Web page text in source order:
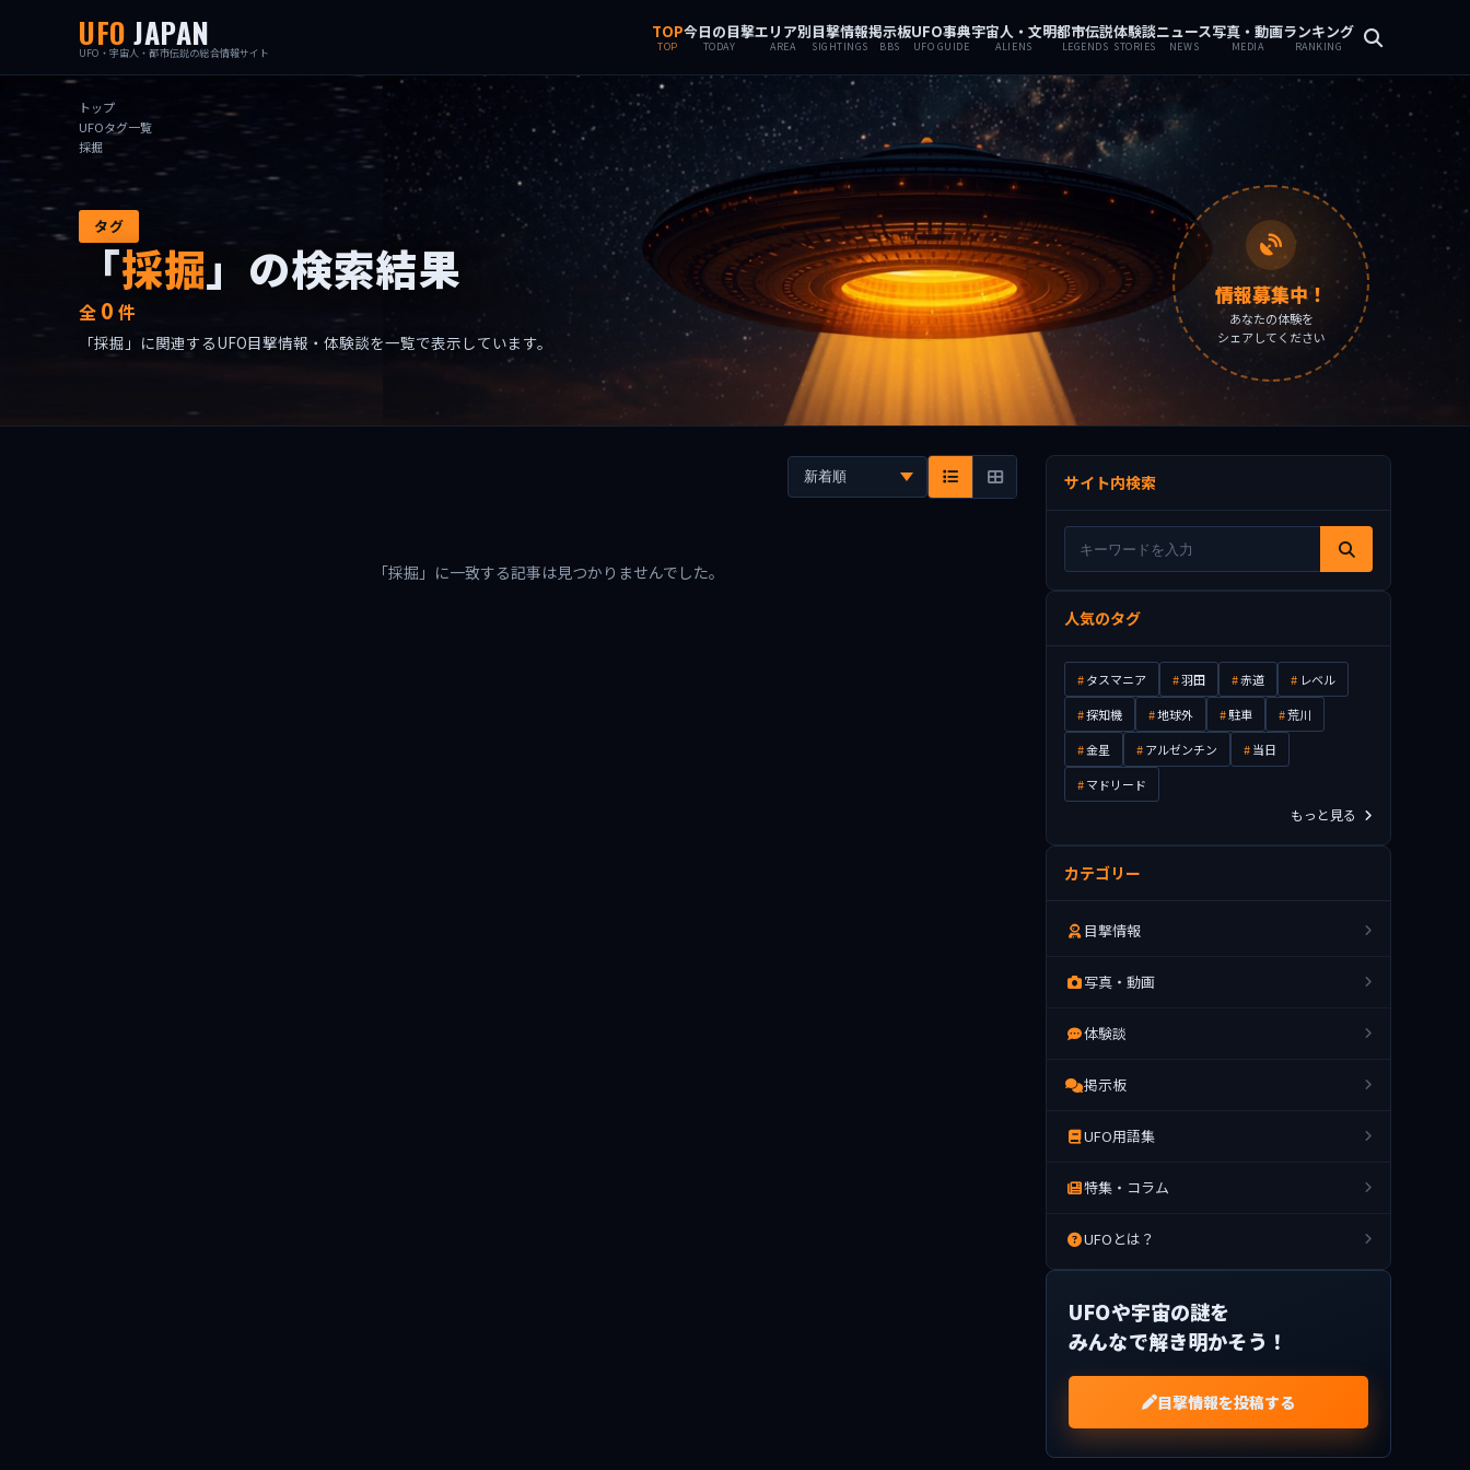
UFO JAPAN
UFO・宇宙人・都市伝説の総合情報サイト
TOP
TOP
今日の目撃
TODAY
エリア別
AREA
目撃情報
SIGHTINGS
掲示板
BBS
UFO事典
UFO GUIDE
宇宙人・文明
ALIENS
都市伝説
LEGENDS
体験談
STORIES
ニュース
NEWS
写真・動画
MEDIA
ランキング
RANKING
トップ
UFOタグ一覧
採掘
タグ
「採掘」の検索結果
全 0 件
「採掘」に関連するUFO目撃情報・体験談を一覧で表示しています。
情報募集中！
あなたの体験を
シェアしてください
「採掘」に一致する記事は見つかりませんでした。
サイト内検索
人気のタグ
タスマニア 羽田 赤道
レベル
探知機
地球外 駐車
荒川
金星
アルゼンチン
当日
マドリード
もっと見る
カテゴリー
目撃情報
写真・動画
体験談
掲示板
UFO用語集
特集・コラム
UFOとは？
UFOや宇宙の謎を
みんなで解き明かそう！
目撃情報を投稿する